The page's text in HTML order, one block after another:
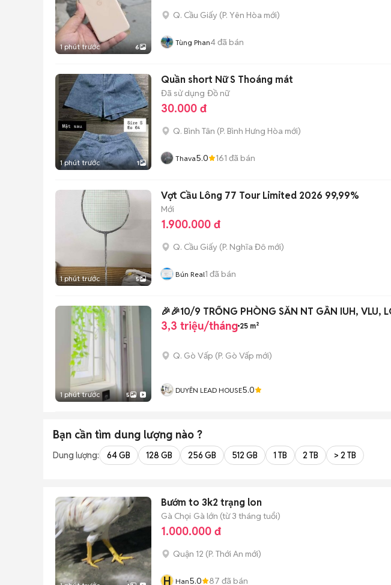
1 phút trước 6
Q. Cầu Giấy (P. Yên Hòa mới)
Tùng Phan4đã bán
1 phút trước 1
Quần short Nữ S Thoáng mát
Đã sử dụng Đồ nữ
30.000 đ
Q. Bình Tân (P. Bình Hưng Hòa mới)
Thava5.0 161 đã bán
1 phút trước 5
Vợt Cầu Lông 77 Tour Limited 2026 99,99%
Mới
1.900.000 đ
Q. Cầu Giấy (P. Nghĩa Đô mới)
Bún Real1 đã bán
1 phút trước 5
️🎉️🎉10/9 TRỐNG PHÒNG SẴN NT GẦN IUH, VLU,
3,3 triệu/tháng 25 m²
Q. Gò Vấp (P. Gò Vấp mới)
DUYÊN LEAD HOUSE5.0
Bạn cần tìm dung lượng nào ?
Dung lượng: 64 GB 128 GB 256 GB 512 GB 1 TB 2 TB > 2 TB
Bướm to 3k2 trạng lon
Gà Chọi Gà lớn (từ 3 tháng tuổi)
1.000.000 đ
Quận 12 (P. Thới An mới)
H Han5.0 87 đã bán